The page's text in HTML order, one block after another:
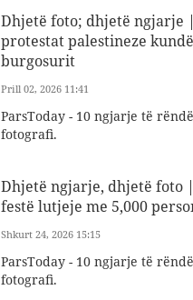
Dhjetë foto; dhjetë
protestat palestineze
burgosurit
Prill 02, 2026 11:41
ParsToday - 10 ngjarje të
fotografi.
Dhjetë ngjarje, dhjetë foto
festë lutjeje me 5,000
Shkurt 24, 2026 15:15
ParsToday - 10 ngjarje të
fotografi.